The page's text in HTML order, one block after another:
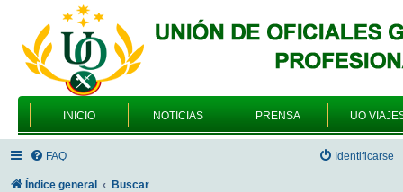
INICIO NOTICIAS PRENSA UO
FAQ Identificarse
Índice general Buscar